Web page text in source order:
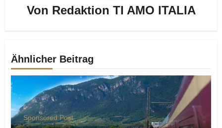
Von Redaktion TI AMO ITALIA
Ähnlicher Beitrag
Sponsored Post